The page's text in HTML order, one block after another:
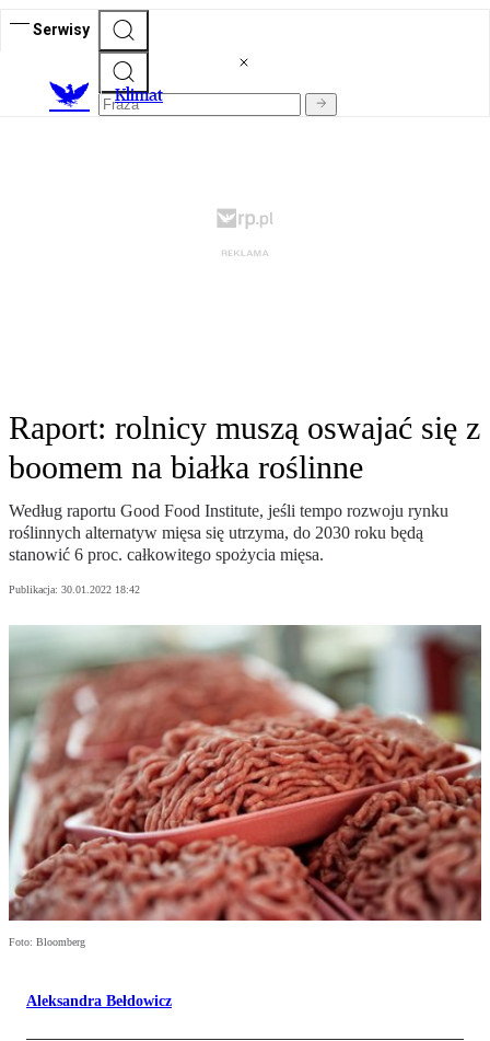
Serwisy
Klimat
Raport: rolnicy muszą oswajać się z
boomem na białka roślinne
Według raportu Good Food Institute, jeśli tempo rozwoju rynku
roślinnych alternatyw mięsa się utrzyma, do 2030 roku będą
stanowić 6 proc. całkowitego spożycia mięsa.
Publikacja: 30.01.2022 18:42
Foto: Bloomberg
Aleksandra Bełdowicz